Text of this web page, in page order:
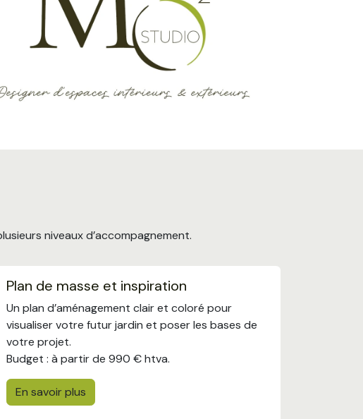
niveaux d’accompagnement.
Plan de masse et inspiration
Un plan d’aménagement clair et coloré pour
visualiser votre futur jardin et poser les bases de
votre projet.
Budget : à partir de 990 € htva.
En savoir plus